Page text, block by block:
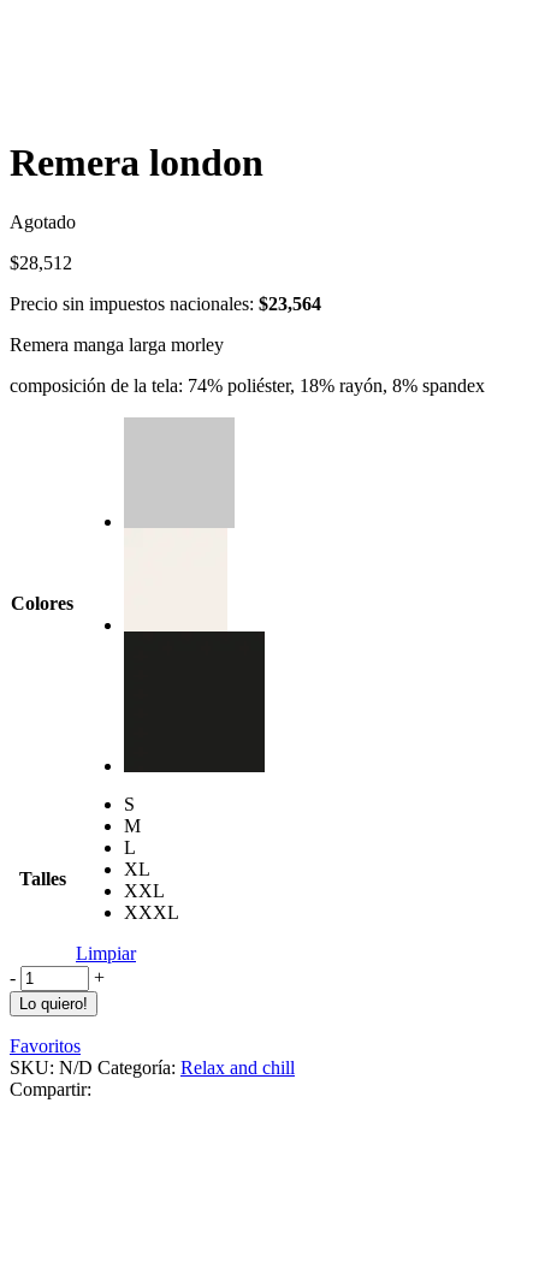
Remera london
Agotado
$28,512
Precio sin impuestos nacionales: $23,564
Remera manga larga morley
composición de la tela: 74% poliéster, 18% rayón, 8% spandex
Colores
Talles
S
M
L
XL
XXL
XXXL
Limpiar
-
+
Lo quiero!
Favoritos
SKU: N/D Categoría: Relax and chill
Compartir: